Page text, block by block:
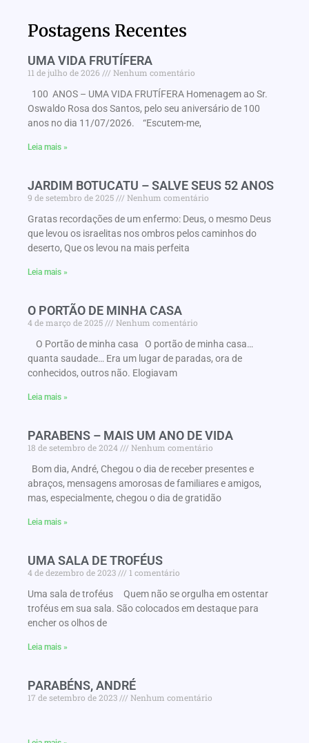
Postagens Recentes
UMA VIDA FRUTÍFERA
11 de julho de 2026
Nenhum comentário
100 ANOS – UMA VIDA FRUTÍFERA Homenagem ao Sr.
Oswaldo Rosa dos Santos, pelo seu aniversário de 100
anos no dia 11/07/2026. “Escutem-me,
Leia mais »
JARDIM BOTUCATU – SALVE SEUS 52 ANOS
9 de setembro de 2025
Nenhum comentário
Gratas recordações de um enfermo: Deus, o mesmo Deus
que levou os israelitas nos ombros pelos caminhos do
deserto, Que os levou na mais perfeita
Leia mais »
O PORTÃO DE MINHA CASA
4 de março de 2025
Nenhum comentário
O Portão de minha casa O portão de minha casa…
quanta saudade… Era um lugar de paradas, ora de
conhecidos, outros não. Elogiavam
Leia mais »
PARABENS – MAIS UM ANO DE VIDA
18 de setembro de 2024
Nenhum comentário
Bom dia, André, Chegou o dia de receber presentes e
abraços, mensagens amorosas de familiares e amigos,
mas, especialmente, chegou o dia de gratidão
Leia mais »
UMA SALA DE TROFÉUS
4 de dezembro de 2023
1 comentário
Uma sala de troféus Quem não se orgulha em ostentar
troféus em sua sala. São colocados em destaque para
encher os olhos de
Leia mais »
PARABÉNS, ANDRÉ
17 de setembro de 2023 Nenhum comentário